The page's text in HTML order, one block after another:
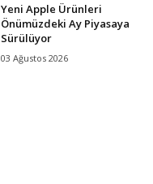
Yeni Apple Ürünleri
Önümüzdeki Ay Piyasaya
Sürülüyor
03 Ağustos 2026